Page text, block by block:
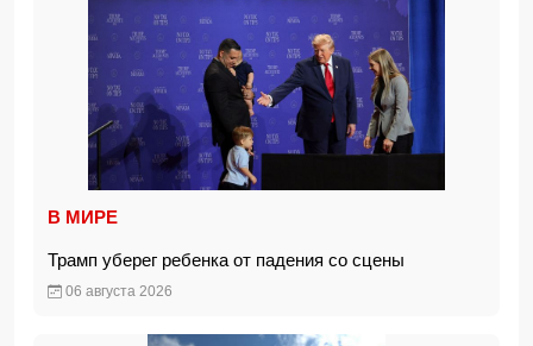
В МИРЕ
Трамп уберег ребенка от падения со сцены
06 августа 2026